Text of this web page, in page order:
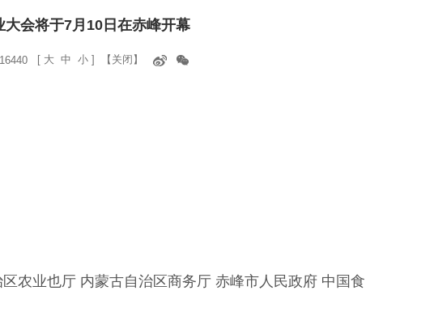
会将于7月10日在赤峰开幕
[ 大 中 小] 【关闭】
业也厅 内蒙古自治区商务厅 赤峰市人民政府 中国食